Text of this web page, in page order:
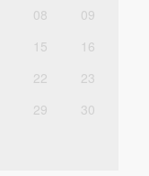
08
09
15
16
22
23
29
30